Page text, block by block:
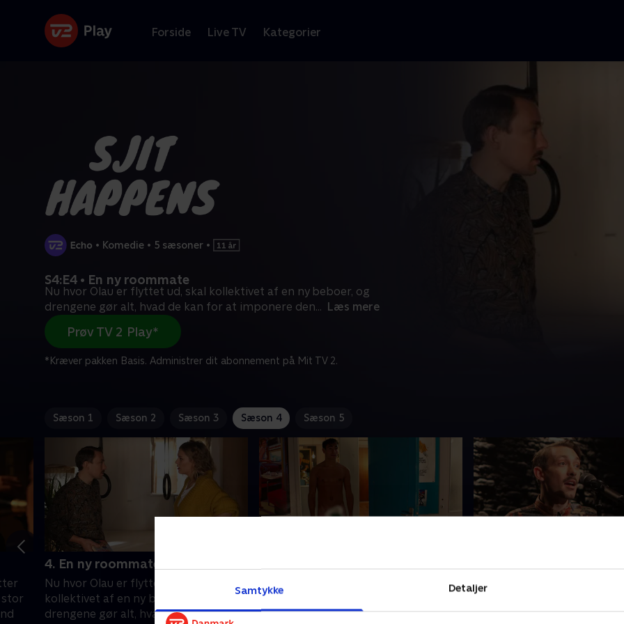
Samtykke Detaljer
Forside Live TV Kategorier
• Komedie • 5 sæsoner •
S4:E4 • En ny roommate
Nu hvor Olau er flyttet ud, skal kollektivet af en ny beboer, og
drengene gør alt, hvad de kan for at imponere den... Læs mere
Prøv TV 2 Play*
*Kræver pakken Basis. Administrer dit abonnement på Mit TV 2.
Sæson 1 Sæson 2 Sæson 3 Sæson 4 Sæson 5
stor
4. En ny roommate
Nu hvor Olau er flyttet ud, skal
kollektivet af en ny beboer, og
drengene gør alt, hvad de kan for at
Mads har fødselsdag, og Ane og Olau
sætter begge alt ind for at være den,
der skal holde fest for Mads. Han
Alt for impulsivt tilmelder